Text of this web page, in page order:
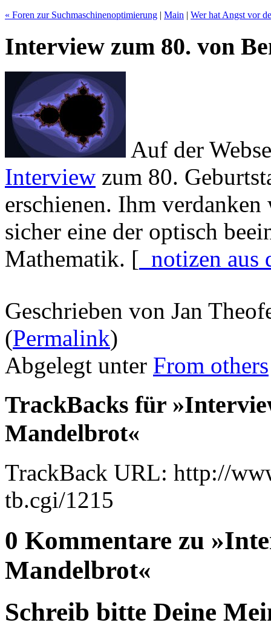
« Foren zur Suchmaschinenoptimierung | Main | Wer hat Angst vor
Interview zum 80. von
Auf der
Interview zum 80.
erschienen. Ihm
sicher eine der optisch
Mathematik. [ _notizen
Geschrieben von Jan
(Permalink)
Abgelegt unter From others
TrackBacks für
Mandelbrot«
TrackBack URL: http://
tb.cgi/1215
0 Kommentare zu
Mandelbrot«
Schreib bitte Deine